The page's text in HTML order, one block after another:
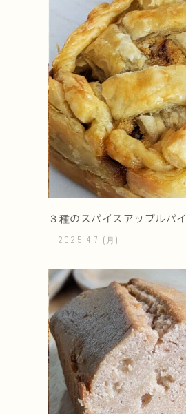
３種のスパイスアップルパイ
2025 4 7 (月)